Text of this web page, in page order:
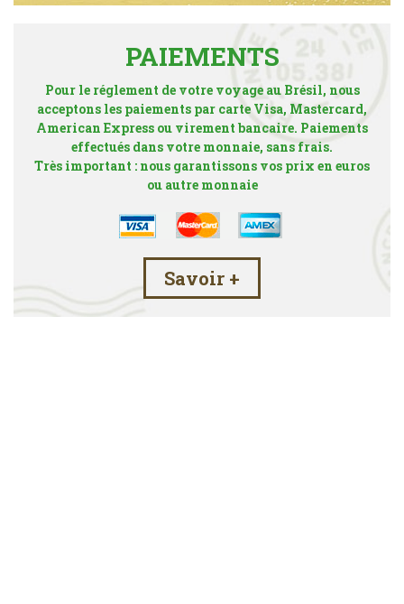
PAIEMENTS
Pour le réglement de votre voyage au Brésil, nous
acceptons les paiements par carte Visa, Mastercard,
American Express ou virement bancaire. Paiements
effectués dans votre monnaie, sans frais.
Très important : nous garantissons vos prix en euros
ou autre monnaie
Savoir +